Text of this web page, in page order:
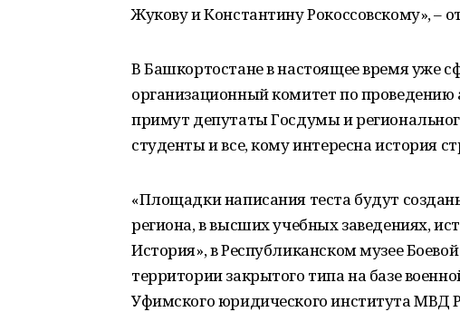
Жукову и Константину Рокоссовскому», –
В Башкортостане в настоящее время уже
организационный комитет по
примут депутаты Госдумы и
студенты и все, кому интересна история
«Площадки написания теста будут
региона, в высших учебных заведениях,
История», в Республиканском музее
территории закрытого типа на базе
Уфимского юридического института МВД